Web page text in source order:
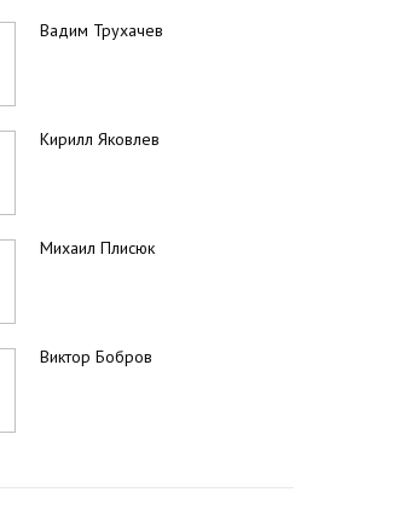
Вадим Трухачев
Кирилл Яковлев
Михаил Плисюк
Виктор Бобров